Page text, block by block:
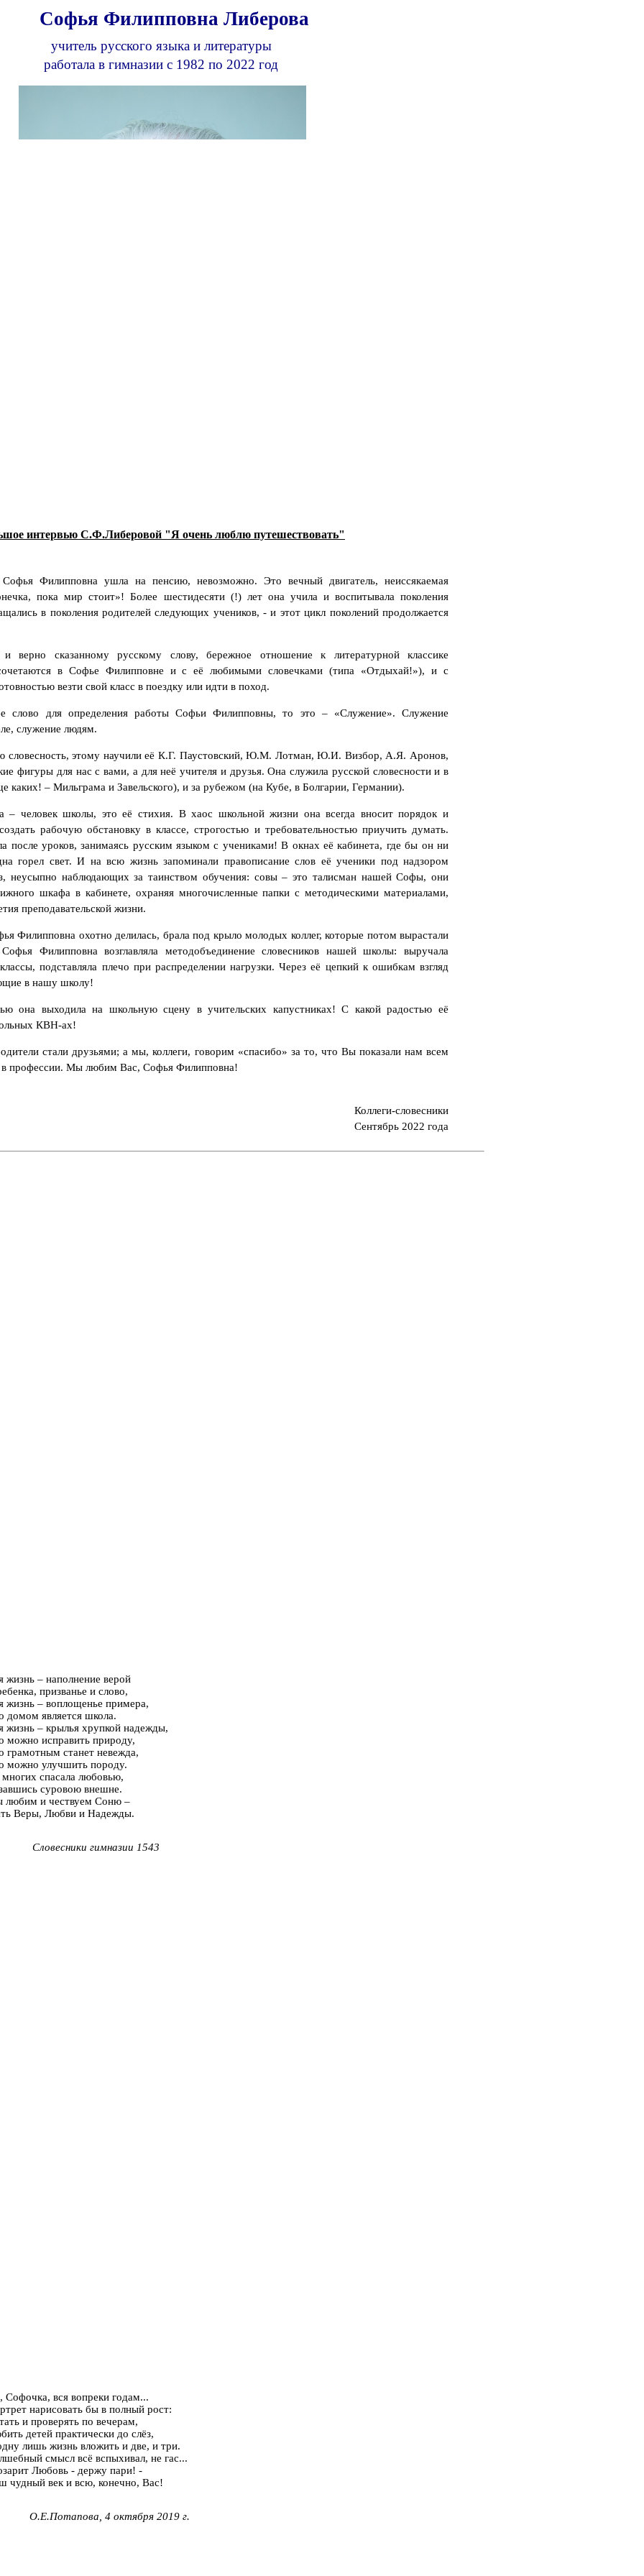
Софья Филипповна Либерова
учитель русского языка и литературы
работала в гимназии с 1982 по 2022 год
интервью С.Ф.Либеровой "Я очень люблю путешествовать"
Софья Филипповна ушла на пенсию, невозможно. Это вечный двигатель, неиссякаемая
пока мир стоит»! Более шестидесяти (!) лет она учила и воспитывала поколения
в поколения родителей следующих учеников, - и этот цикл поколений продолжается
верно сказанному русскому слову, бережное отношение к литературной классике
в Софье Филипповне и с её любимыми словечками (типа «Отдыхай!»), и с
везти свой класс в поездку или идти в поход.
слово для определения работы Софьи Филипповны, то это – «Служение». Служение
служение людям.
словесность, этому научили её К.Г. Паустовский, Ю.М. Лотман, Ю.И. Визбор, А.Я. Аронов,
фигуры для нас с вами, а для неё учителя и друзья. Она служила русской словесности и в
каких! – Мильграма и Завельского), и за рубежом (на Кубе, в Болгарии, Германии).
– человек школы, это её стихия. В хаос школьной жизни она всегда вносит порядок и
рабочую обстановку в классе, строгостью и требовательностью приучить думать.
после уроков, занимаясь русским языком с учениками! В окнах её кабинета, где бы он ни
горел свет. И на всю жизнь запоминали правописание слов её ученики под надзором
неусыпно наблюдающих за таинством обучения: совы – это талисман нашей Софы, они
шкафа в кабинете, охраняя многочисленные папки с методическими материалами,
преподавательской жизни.
Филипповна охотно делилась, брала под крыло молодых коллег, которые потом вырастали
Филипповна возглавляла методобъединение словесников нашей школы: выручала
подставляла плечо при распределении нагрузки. Через её цепкий к ошибкам взгляд
в нашу школу!
она выходила на школьную сцену в учительских капустниках! С какой радостью её
КВН-ах!
стали друзьями; а мы, коллеги, говорим «спасибо» за то, что Вы показали нам всем
профессии. Мы любим Вас, Софья Филипповна!
Коллеги-словесники
Сентябрь 2022 года
жизнь – наполнение верой
призванье и слово,
жизнь – воплощенье примера,
домом является школа.
жизнь – крылья хрупкой надежды,
можно исправить природу,
грамотным станет невежда,
можно улучшить породу.
спасала любовью,
суровою внешне.
и чествуем Соню –
Веры, Любви и Надежды.
Словесники гимназии 1543
Софочка, вся вопреки годам...
нарисовать бы в полный рост:
и проверять по вечерам,
детей практически до слёз,
лишь жизнь вложить и две, и три.
смысл всё вспыхивал, не гас...
Любовь - держу пари! -
чудный век и всю, конечно, Вас!
О.Е.Потапова, 4 октября 2019 г.